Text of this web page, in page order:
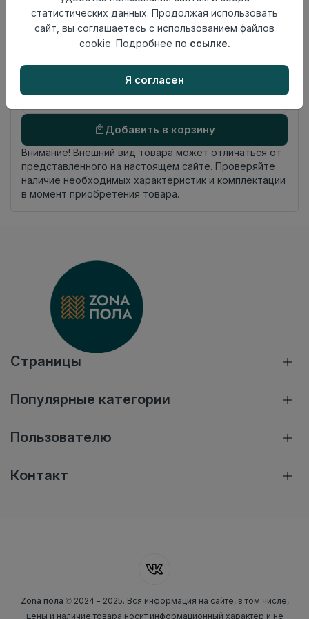
АктуальностьАктуален
Страна
происхождения
Россия
Добавить в корзину
Внимание! Внешний вид товара может отличаться от
представленного на настоящем сайте. Проверяйте
наличие необходимых характеристик и комплектации
в момент приобретения товара.
Страницы
Популярные категории
Пользователю
Контакт
Zona пола © 2024 - 2025. Вся информация на сайте, в том числе,
цены и наличие товара носит информационный характер и не
статистических данных. Продолжая использовать
сайт, вы соглашаетесь с использованием файлов
cookie. Подробнее по ссылке.
Я согласен